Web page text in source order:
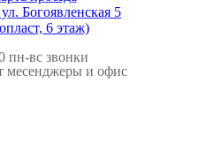
Богоявленская 5
6 этаж)
пн-вс звонки
месенджеры и офис